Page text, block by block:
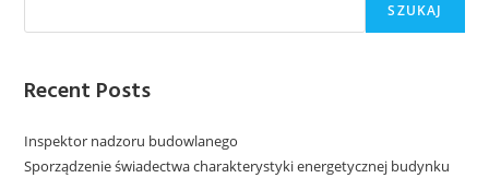
SZUKAJ
Recent Posts
Inspektor nadzoru budowlanego
Sporządzenie świadectwa charakterystyki energetycznej budynku